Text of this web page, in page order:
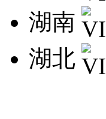
湖南
湖北